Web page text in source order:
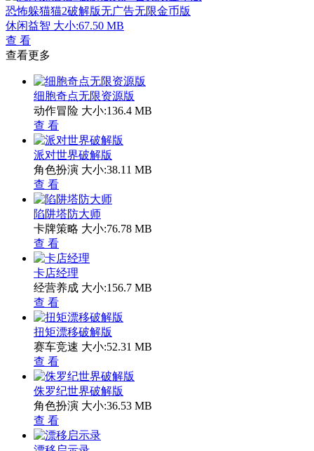
恐怖躲猫猫2破解版无广告无限金币版
休闲益智 大小:67.50 MB
查 看
查看更多
细胞奇点无限资源版
动作冒险 大小:136.4 MB
查 看
派对世界破解版
角色扮演 大小:38.11 MB
查 看
陷阱塔防大师
卡牌策略 大小:76.78 MB
查 看
卡店经理
经营养成 大小:156.7 MB
查 看
扭矩漂移破解版
赛车竞速 大小:52.31 MB
查 看
侏罗纪世界破解版
角色扮演 大小:36.53 MB
查 看